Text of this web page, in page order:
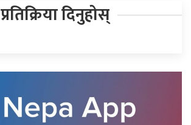
प्रतिक्रिया दिनुहोस्